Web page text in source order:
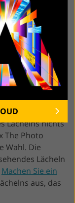
Lächelns nichts
The Photo
Wahl. Die
Lächeln
Machen Sie ein
aus, das